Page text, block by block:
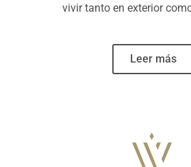
vivir tanto en exterior
Leer más